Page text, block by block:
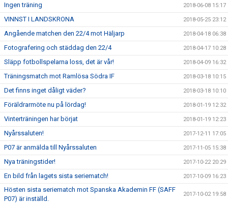
Ingen träning 2018-06-08 15:17
VINNST I LANDSKRONA 2018-05-25 23:12
Angående matchen den 22/4 mot Häljarp 2018-04-18 06:38
Fotografering och städdag den 22/4 2018-04-17 10:28
Släpp fotbollspelarna loss, det är vår! 2018-04-09 16:32
Träningsmatch mot Ramlösa Södra IF 2018-03-18 10:15
Det finns inget dåligt väder? 2018-03-18 10:10
Föräldrarmöte nu på lördag! 2018-01-19 12:32
Vinterträningen har börjat 2018-01-19 12:23
Nyårssaluten! 2017-12-11 17:05
P07 är anmälda till Nyårssaluten 2017-11-05 15:38
Nya träningstider! 2017-10-22 20:29
En bild från lagets sista seriematch! 2017-10-09 16:23
Hösten sista seriematch mot Spanska Akademin FF (SAFF
P07) är inställd.
2017-10-02 19:58